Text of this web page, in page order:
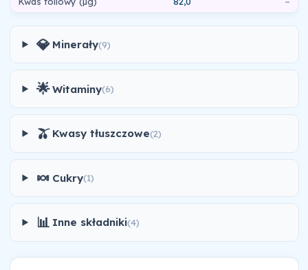
💎 Minerały(9)
🌟 Witaminy(6)
🫒 Kwasy tłuszczowe(2)
🍬 Cukry(1)
📊 Inne składniki(4)